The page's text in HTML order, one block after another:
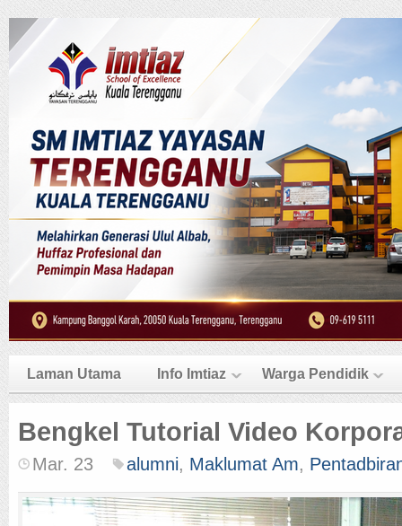
Laman Utama Info Imtiaz Warga Pendidik
Bengkel Tutorial Video
Mar. 23 alumni, Maklumat Am,